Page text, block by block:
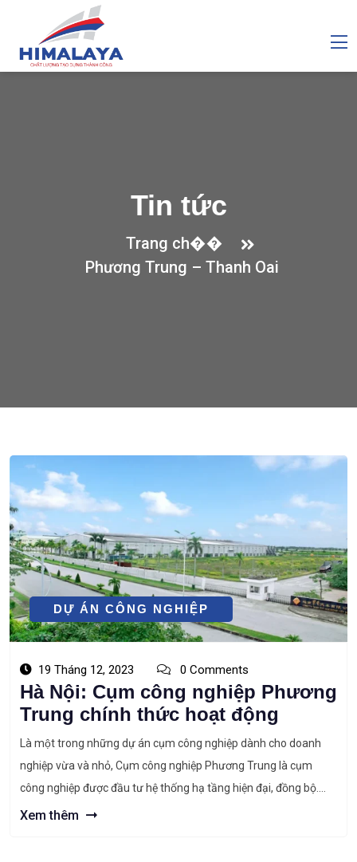
Tin tức
Trang ch��
Phương Trung – Thanh Oai
DỰ ÁN CÔNG NGHIỆP
19 Tháng 12, 2023 0 Comments
Hà Nội: Cụm công nghiệp Phương
Trung chính thức hoạt động
Là một trong những dự án cụm công nghiệp dành cho doanh
nghiệp vừa và nhỏ, Cụm công nghiệp Phương Trung là cụm
công nghiệp được đầu tư hệ thống hạ tầng hiện đại, đồng bộ.
Xem nhiều nhất: ⇒ Dự án thi công bếp từ công nghiệp cho nhà
Xem thêm